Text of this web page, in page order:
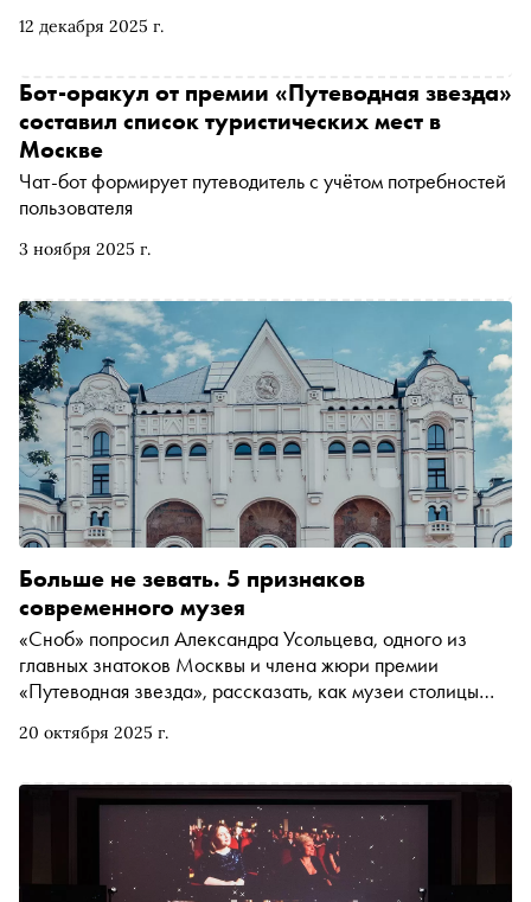
12 декабря 2025 г.
3 ноября 2025 г.
Бот‑оракул от премии «Путеводная звезда»
составил список туристических мест в
Москве
Чат-бот формирует путеводитель с учётом потребностей
пользователя
20 октября 2025 г.
Больше не зевать. 5 признаков
современного музея
«Сноб» попросил Александра Усольцева, одного из
главных знатоков Москвы и члена жюри премии
«Путеводная звезда», рассказать, как музеи столицы